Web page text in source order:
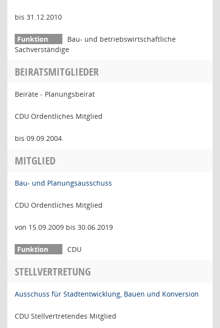
bis 31.12.2010
Bau- und betriebswirtschaftliche
Sachverständige
BEIRATSMITGLIEDER
Beiräte - Planungsbeirat
CDU Ordentliches Mitglied
bis 09.09.2004
MITGLIED
Bau- und Planungsausschuss
CDU Ordentliches Mitglied
von 15.09.2009 bis 30.06.2019
CDU
STELLVERTRETUNG
Ausschuss für Stadtentwicklung, Bauen und Konversion
CDU Stellvertretendes Mitglied